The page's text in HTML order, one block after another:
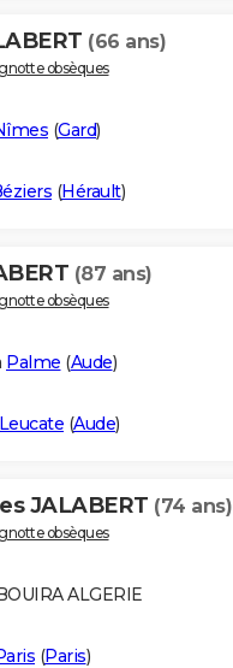
(66 ans)
obsèques
(Gard)
(Hérault)
(87 ans)
obsèques
Palme (Aude)
Leucate (Aude)
JALABERT (74 ans)
obsèques
ALGERIE
(Paris)